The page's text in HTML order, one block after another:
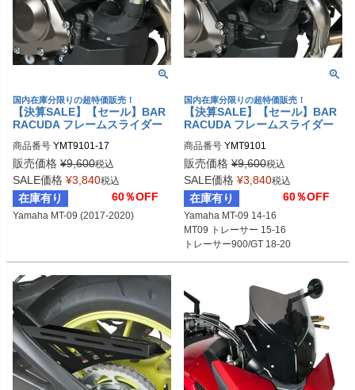
国内在庫分限りの超特価販売！
【決算SALE】【セール】BAR
RACUDA フレームスライダー
商品番号 YMT9101-17
販売価格 ¥9,600税込
SALE価格 ¥3,840税込
在庫有り 60％OFF
Yamaha MT-09 (2017-2020)
国内在庫分限りの超特価販売！
【決算SALE】【セール】BAR
RACUDA フレームスライダー
商品番号 YMT9101
販売価格 ¥9,600税込
SALE価格 ¥3,840税込
在庫有り 60％OFF
Yamaha MT-09 14-16
MT09 トレーサー 15-16
トレーサー900/GT 18-20